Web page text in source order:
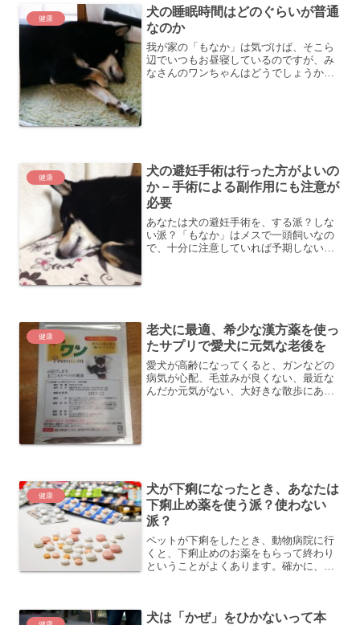
健康
犬の睡眠時間はどのぐらいが普通
なのか
我が家の「もなか」は気づけば、そこら
辺でいつもお昼寝しているのですが、み
なさんのワンちゃんはどうでしょうか？
健康
犬の避妊手術は行った方がよいの
か－手術による副作用にも注意が
必要
あなたは犬の避妊手術を、する派？しな
い派？「もなか」はメスで一頭飼いなの
で、十分に注意していれば予期しない妊
健康
老犬に最適、希少な漢方薬を使っ
たサプリで愛犬に元気な老後を
愛犬が高齢になってくると、ガンなどの
病気が心配、毛並みが良くない、最近な
んだか元気がない、大好きな散歩にあま
健康
犬が下痢になったとき、あなたは
下痢止め薬を使う派？使わない
派？
ペットが下痢をしたとき、動物病院に行
くと、下痢止めのお薬をもらって終わり
ということがよくあります。確かに、も
病院に行かずに前にもらっ...
犬は「かぜ」をひかないって本